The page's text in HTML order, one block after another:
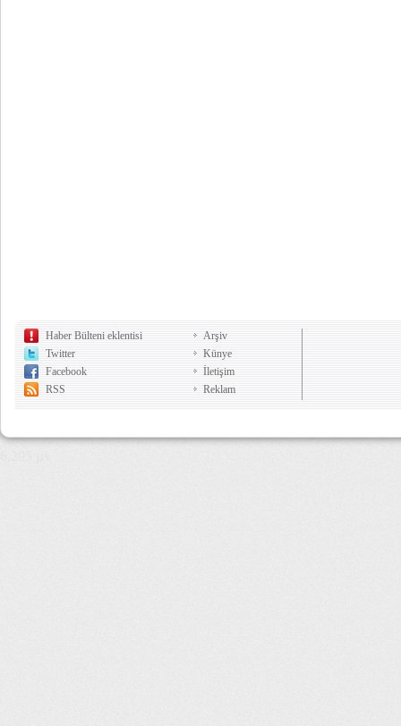
Haber Bülteni eklentisi
Twitter
Facebook
RSS
Arşiv
Künye
İletişim
Reklam